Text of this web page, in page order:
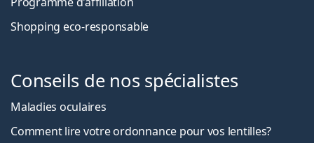
Shopping eco-responsable
Conseils de nos spécialistes
Maladies oculaires
Comment lire votre ordonnance pour vos lentilles?